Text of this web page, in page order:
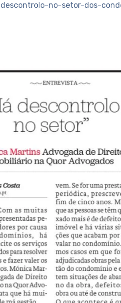
no-setor-dos-